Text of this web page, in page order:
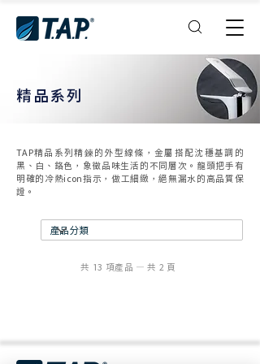
精品系列
TAP精品系列精鍊的外型線條，金屬搭配沈穩基調的
黑、白、鉻色，象徵品味生活的不同層次。龍頭把手有
明確的冷熱icon指示，做工細緻，絕無漏水的高品質保
證。
共 13 項產品 — 共 2 頁